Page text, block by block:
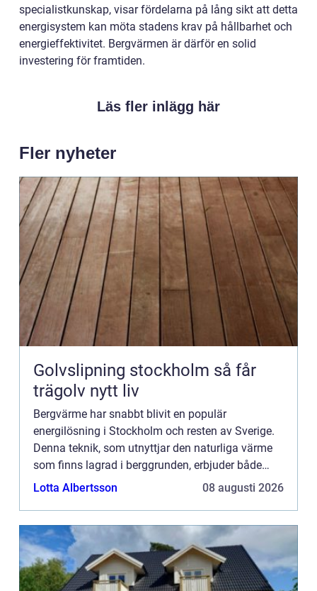
specialistkunskap, visar fördelarna på lång sikt att detta
energisystem kan möta stadens krav på hållbarhet och
energieffektivitet. Bergvärmen är därför en solid
investering för framtiden.
Läs fler inlägg här
Fler nyheter
Golvslipning stockholm så får
trägolv nytt liv
Bergvärme har snabbt blivit en populär
energilösning i Stockholm och resten av Sverige.
Denna teknik, som utnyttjar den naturliga värme
som finns lagrad i berggrunden, erbjuder både
miljövänliga och kostnadseffekti...
Lotta Albertsson 08 augusti 2026